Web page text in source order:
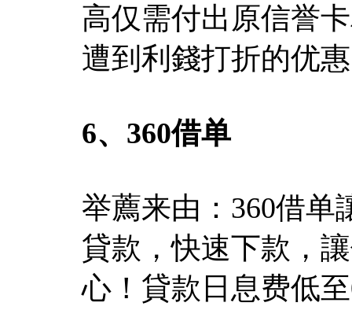
高仅需付出原信誉
遭到利錢打折的优
6、360借单
举薦来由：360借单
貸款，快速下款，
心！貸款日息费低